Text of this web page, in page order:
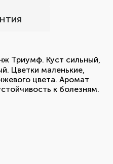
Триумф. Куст сильный,
Цветки маленькие,
цвета. Аромат
к болезням.